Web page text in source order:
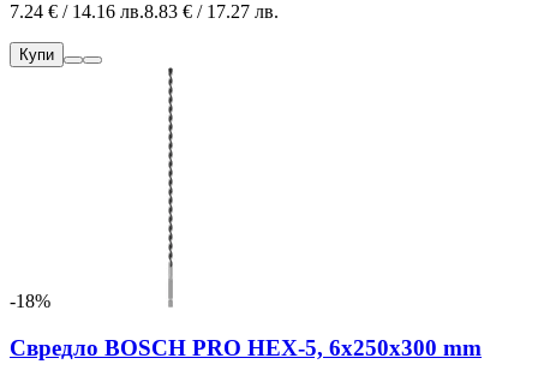
7.24 € / 14.16 лв.8.83 € / 17.27 лв.
Купи
-18%
Свредло BOSCH PRO HEX-5, 6x250x300 mm